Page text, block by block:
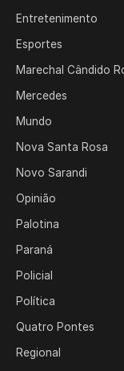
Entretenimento
Esportes
Marechal Cândido
Mercedes
Mundo
Nova Santa Rosa
Novo Sarandi
Opinião
Palotina
Paraná
Policial
Política
Quatro Pontes
Regional